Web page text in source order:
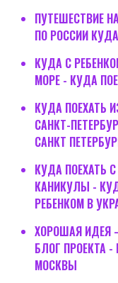
ПУТЕШЕСТВИЕ
ПО РОССИИ
КУДА С
МОРЕ - КУДА
КУДА ПОЕХАТЬ
САНКТ-
САНКТ
КУДА ПОЕХАТЬ
КАНИКУЛЫ -
РЕБЕНКОМ В
ХОРОШАЯ ИДЕЯ
БЛОГ ПРОЕКТА
МОСКВЫ